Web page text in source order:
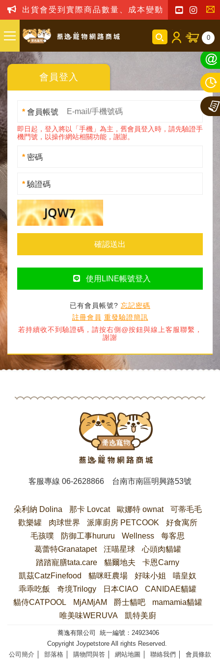
出貨會受到實際商品數量、成本變動之影響，我
聯
我
們
0
會員登入
* 會員帳號
即日起，登入將以「手機」為主，舊會員登入時，請先驗證手
機門號，以操作網站相關功能，謝謝。
* 密碼
* 驗證碼
確認送出
使用LINE帳號登入
已有會員帳號? 忘記密碼
註冊會員 重發驗證簡訊
若持續收不到驗證碼，請按右側@按鈕與線上客服聯繫，
謝謝
客服專線06-2628866 台南市南區明興路53號
朵利納 Dolina 那卡 Lovcat 歐娜特 ownat
可蒂毛毛
歡樂罐
肉球世界 派庫廚房 PETCOOK
好食寓所
毛孩噗
防御工事hururu Wellness
每客思
葛蕾特Granatapet
汪喵星球
心頭肉貓罐
踏踏寵膳tata.care
貓爾地夫
卡恩Carny
凱茲CatzFinefood
貓咪旺農場 好味小姐
喵皇奴
乖乖吃飯
奇境Trilogy 日本CIAO
CANIDAE貓罐
貓侍CATPOOL
MjAMjAM 爵士貓吧
mamamia貓罐
唯美味WERUVA
凱特美廚
蕎逸有限公司 統一編號：24923406
Copyright Joypetstore All rights Reserved.
公司簡介
部落格 購物問與答 網站地圖 聯絡我們 會員條款